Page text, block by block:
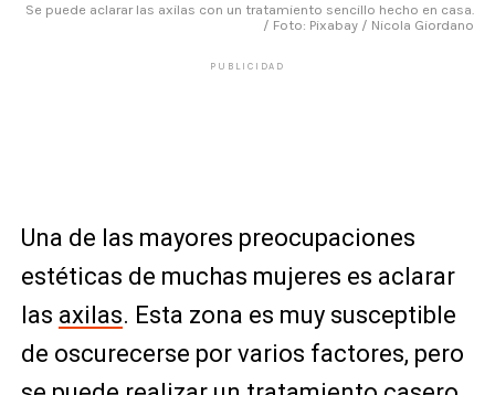
Se puede aclarar las axilas con un tratamiento sencillo hecho en casa.
/ Foto: Pixabay / Nicola Giordano
PUBLICIDAD
Una de las mayores preocupaciones
estéticas de muchas mujeres es aclarar
las axilas. Esta zona es muy susceptible
de oscurecerse por varios factores, pero